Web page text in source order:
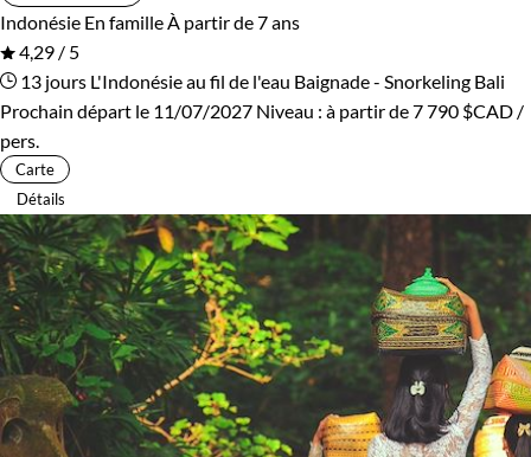
Indonésie En famille À partir de 7 ans
4,29 / 5
13 jours L'Indonésie au fil de l'eau Baignade - Snorkeling Bali
Prochain départ le 11/07/2027 Niveau : à partir de7 790 $CAD /
pers.
Carte
Détails